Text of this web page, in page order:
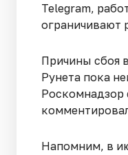
Telegram,
ограничивают
Причины сбоя
Рунета пока
Роскомнадзор
Напомним, в